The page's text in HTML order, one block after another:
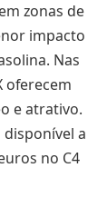
zonas de
impacto
Nas
oferecem
e atrativo.
a
no C4